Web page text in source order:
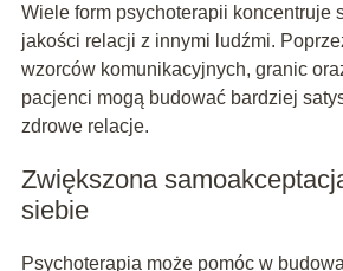
Wiele form psychoterapii koncentruje
jakości relacji z innymi ludźmi.
wzorców komunikacyjnych, granic
pacjenci mogą budować bardziej
zdrowe relacje.
Zwiększona
siebie
Psychoterapia może pomóc w